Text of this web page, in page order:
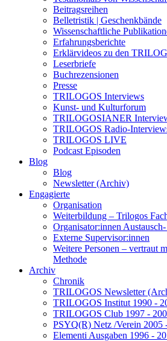
Beitragsreihen
Belletristik | Geschenkbände
Wissenschaftliche
Erfahrungsberichte
Erklärvideos zu den
Leserbriefe
Buchrezensionen
Presse
TRILOGOS Interviews
Kunst- und Kulturforum
TRILOGOSIANER
TRILOGOS Radio-
TRILOGOS LIVE
Podcast Episoden
Blog
Blog
Newsletter (Archiv)
Engagierte
Organisation
Weiterbildung – Trilogos
Organisator:innen
Externe Supervisor:innen
Weitere Personen – vertraut
Methode
Archiv
Chronik
TRILOGOS Newsletter
TRILOGOS Institut 1990 -
TRILOGOS Club 1997 -
PSYQ(R) Netz /Verein 2005
Elementi Ausgaben 1996 -